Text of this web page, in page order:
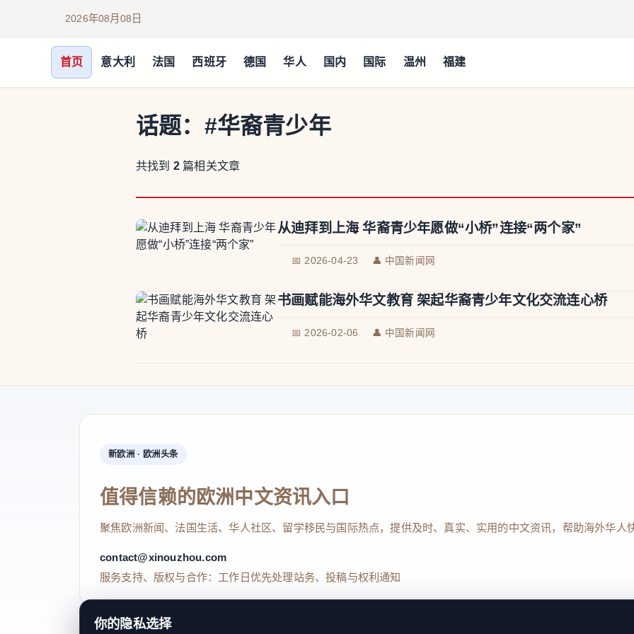
2026年08月08日
首页 意大利 法国 西班牙 德国 华人 国内 国际 温州 福建
话题： #华裔青少年
共找到 2 篇相关文章
从迪拜到上海 华裔青少年愿做“小桥”连接“两个家”
📅 2026-04-23 👤 中国新闻网
书画赋能海外华文教育 架起华裔青少年文化交流连心桥
📅 2026-02-06 👤 中国新闻网
新欧洲 · 欧洲头条
值得信赖的欧洲中文资讯入口
聚焦欧洲新闻、法国生活、华人社区、留学移民与国际热点，提供及时、真实、实用的中文资讯，帮助海外华人
contact@xinouzhou.com
服务支持、版权与合作：工作日优先处理站务、投稿与权利通知
你的隐私选择